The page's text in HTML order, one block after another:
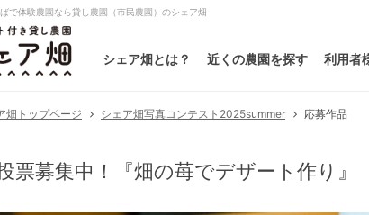
で体験農園なら貸し農園（市民農園）のシェア畑
シェア畑とは？ 近くの農園を探す 利用者
畑トップページ シェア畑写真コンテスト2025summer 応募作品
票募集中！『畑の苺でデザート作り』